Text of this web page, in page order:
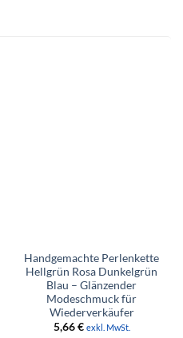
Handgemachte Perlenkette
Hellgrün Rosa Dunkelgrün
Blau – Glänzender
Modeschmuck für
Wiederverkäufer
5,66€ exkl. MwSt.